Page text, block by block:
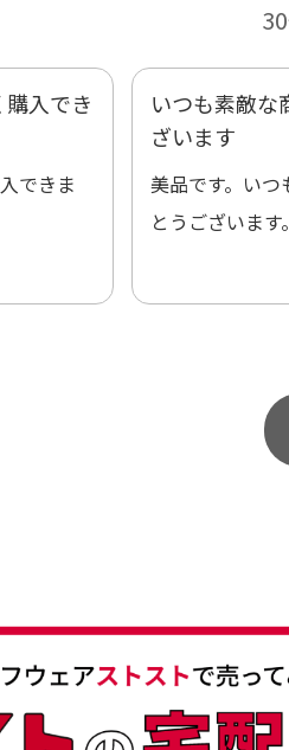
入でき
できま
いつも素敵な
ざいます
美品です。い
とうございます。